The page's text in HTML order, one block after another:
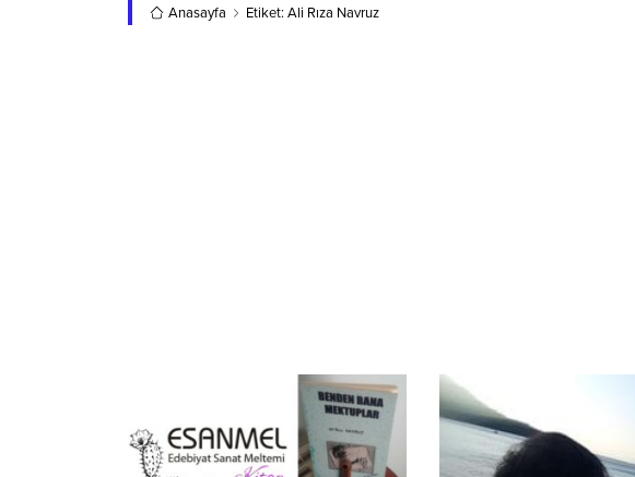
Anasayfa Etiket: Ali Rıza Navruz